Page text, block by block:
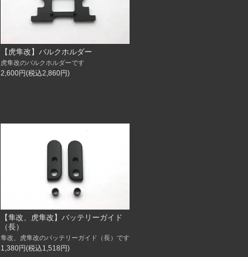
【虎隼改】バルクホルダー
虎隼改のバルクホルダーです
2,600円(税込2,860円)
【隼改、虎隼改】バッテリーガイド
（長）
隼改、虎隼改のバッテリーガイド（長）です
1,380円(税込1,518円)